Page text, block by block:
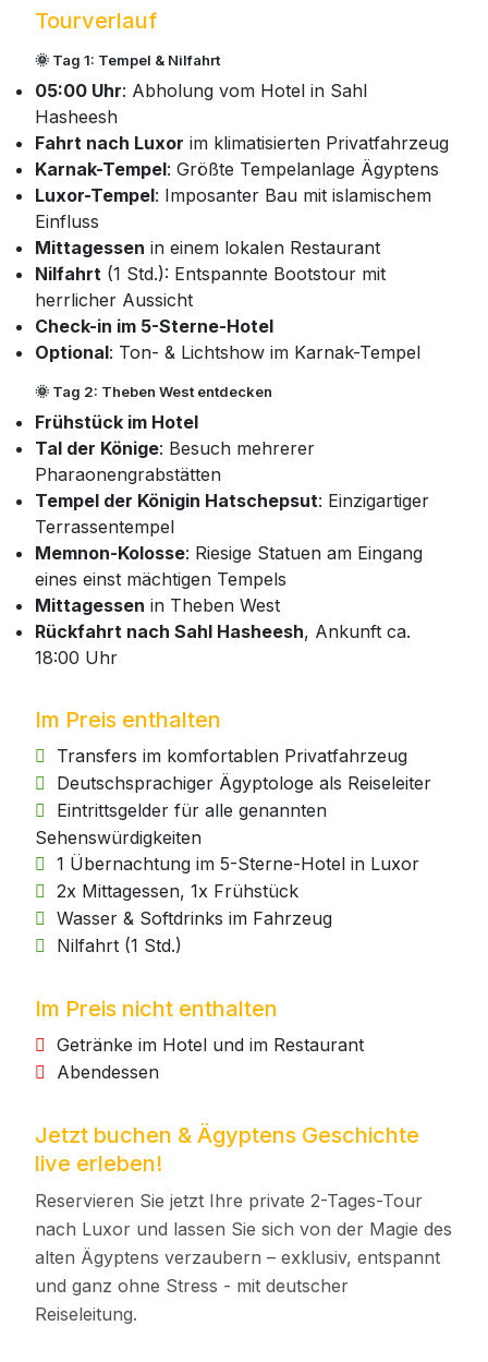
Tourverlauf
🌞 Tag 1: Tempel & Nilfahrt
05:00 Uhr: Abholung vom Hotel in Sahl
Hasheesh
Fahrt nach Luxor im klimatisierten Privatfahrzeug
Karnak-Tempel: Größte Tempelanlage Ägyptens
Luxor-Tempel: Imposanter Bau mit islamischem
Einfluss
Mittagessen in einem lokalen Restaurant
Nilfahrt (1 Std.): Entspannte Bootstour mit
herrlicher Aussicht
Check-in im 5-Sterne-Hotel
Optional: Ton- & Lichtshow im Karnak-Tempel
🌞 Tag 2: Theben West entdecken
Frühstück im Hotel
Tal der Könige: Besuch mehrerer
Pharaonengrabstätten
Tempel der Königin Hatschepsut: Einzigartiger
Terrassentempel
Memnon-Kolosse: Riesige Statuen am Eingang
eines einst mächtigen Tempels
Mittagessen in Theben West
Rückfahrt nach Sahl Hasheesh, Ankunft ca.
18:00 Uhr
Im Preis enthalten
Transfers im komfortablen Privatfahrzeug
Deutschsprachiger Ägyptologe als Reiseleiter
Eintrittsgelder für alle genannten
Sehenswürdigkeiten
1 Übernachtung im 5-Sterne-Hotel in Luxor
2x Mittagessen, 1x Frühstück
Wasser & Softdrinks im Fahrzeug
Nilfahrt (1 Std.)
Im Preis nicht enthalten
Getränke im Hotel und im Restaurant
Abendessen
Jetzt buchen & Ägyptens Geschichte
live erleben!
Reservieren Sie jetzt Ihre private 2-Tages-Tour
nach Luxor und lassen Sie sich von der Magie des
alten Ägyptens verzaubern – exklusiv, entspannt
und ganz ohne Stress - mit deutscher
Reiseleitung.